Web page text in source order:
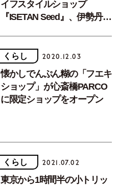
イフスタイルショップ
『ISETAN Seed』、伊勢丹新
くらし 2020.12.03
懐かしでんぷん糊の「フエキ
ショップ」が心斎橋PARCO
に限定ショップをオープン
くらし 2021.07.02
東京から1時間半の小トリッ